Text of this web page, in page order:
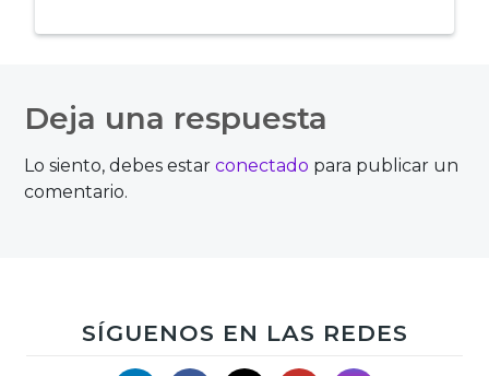
de
entradas
Deja una respuesta
Lo siento, debes estarconectado para publicar un
comentario.
SÍGUENOS EN LAS REDES